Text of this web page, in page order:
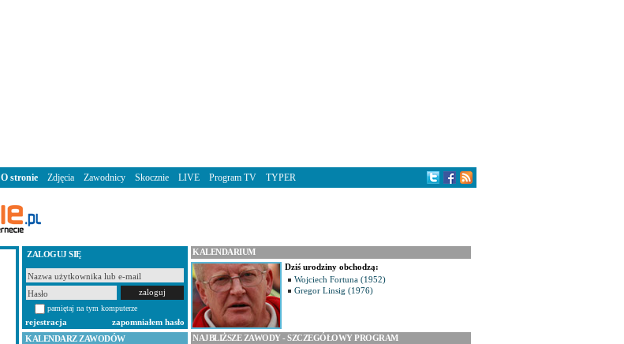
ZALOGUJ SIĘ
pamiętaj na tym komputerze
rejestracja
zapomniałem hasło
KALENDARZ ZAWODÓW
KALENDARIUM
Dziś urodziny obchodzą:
Wojciech Fortuna (1952)
Gregor Linsig (1976)
NAJBLIŻSZE ZAWODY - SZCZEGÓŁOWY PROGRAM
O stronie Zdjęcia Zawodnicy Skocznie LIVE Program TV TYPER